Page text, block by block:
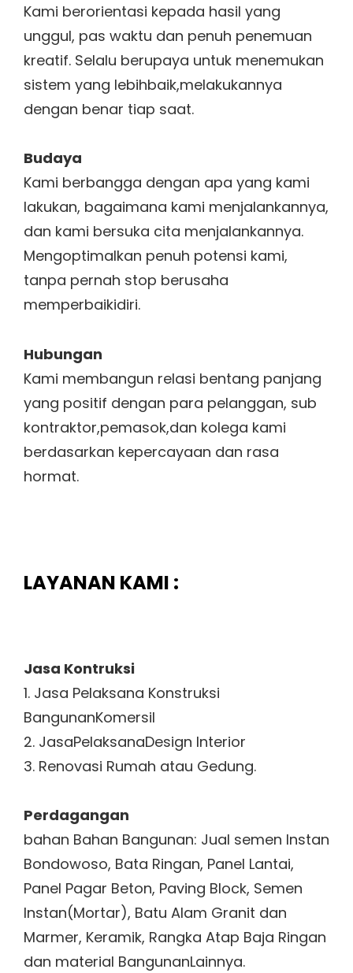
Kami berorientasi kepada hasil yang
unggul, pas waktu dan penuh penemuan
kreatif. Selalu berupaya untuk menemukan
sistem yang lebihbaik,melakukannya
dengan benar tiap saat.
Budaya
Kami berbangga dengan apa yang kami
lakukan, bagaimana kami menjalankannya,
dan kami bersuka cita menjalankannya.
Mengoptimalkan penuh potensi kami,
tanpa pernah stop berusaha
memperbaikidiri.
Hubungan
Kami membangun relasi bentang panjang
yang positif dengan para pelanggan, sub
kontraktor,pemasok,dan kolega kami
berdasarkan kepercayaan dan rasa
hormat.
LAYANAN KAMI :
Jasa Kontruksi
1. Jasa Pelaksana Konstruksi
BangunanKomersil
2. JasaPelaksanaDesign Interior
3. Renovasi Rumah atau Gedung.
Perdagangan
bahan Bahan Bangunan: Jual semen Instan
Bondowoso, Bata Ringan, Panel Lantai,
Panel Pagar Beton, Paving Block, Semen
Instan(Mortar), Batu Alam Granit dan
Marmer, Keramik, Rangka Atap Baja Ringan
dan material BangunanLainnya.